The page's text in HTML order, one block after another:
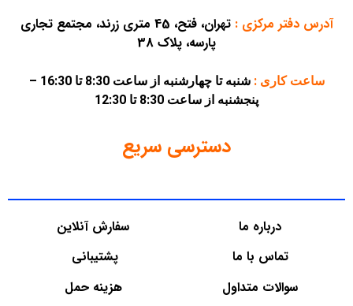
آدرس دفتر مرکزی:
تهران، فتح، 45 متری زرند، مجتمع تجاری
پارسه، پلاک 38
ساعت کاری :
شنبه تا چهارشنبه از ساعت 8:30 تا 16:30 –
پنجشنبه از ساعت 8:30 تا 12:30
دسترسی سریع
درباره ما
تماس با ما
سوالات متداول
سفارش آنلاین
پشتیبانی
هزینه حمل